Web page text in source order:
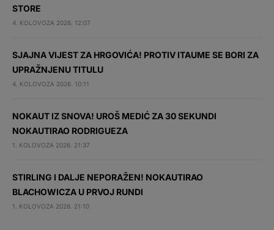
STORE
4. KOLOVOZA 2026. 12:07
SJAJNA VIJEST ZA HRGOVIĆA! PROTIV ITAUME SE BORI ZA
UPRAŽNJENU TITULU
4. KOLOVOZA 2026. 10:11
NOKAUT IZ SNOVA! UROŠ MEDIĆ ZA 30 SEKUNDI
NOKAUTIRAO RODRIGUEZA
1. KOLOVOZA 2026. 21:37
STIRLING I DALJE NEPORAŽEN! NOKAUTIRAO
BLACHOWICZA U PRVOJ RUNDI
1. KOLOVOZA 2026. 21:10